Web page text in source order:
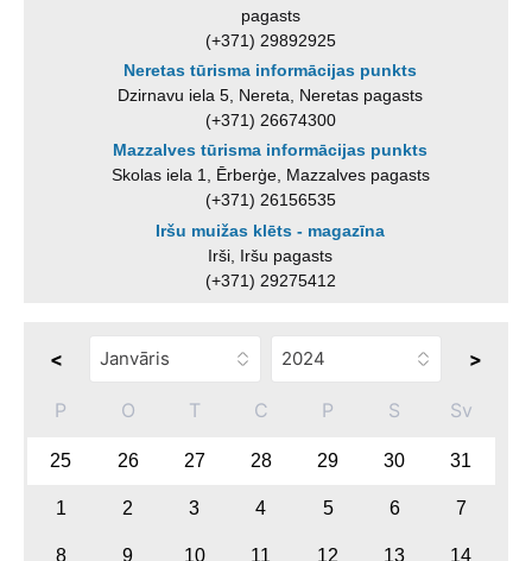
pagasts
(+371) 29892925
Neretas tūrisma informācijas punkts
Dzirnavu iela 5, Nereta, Neretas pagasts
(+371) 26674300
Mazzalves tūrisma informācijas punkts
Skolas iela 1, Ērberģe, Mazzalves pagasts
(+371) 26156535
Iršu muižas klēts - magazīna
Irši, Iršu pagasts
(+371) 29275412
< >
P O T C P S Sv
25 26 27 28 29 30 31
1 2 3 4 5 6 7
8 9 10 11 12 13 14